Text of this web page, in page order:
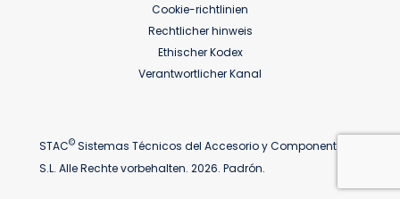
Cookie-richtlinien
Rechtlicher hinweis
Ethischer Kodex
Verantwortlicher Kanal
STAC© Sistemas Técnicos del Accesorio y Componentes
S.L. Alle Rechte vorbehalten. 2026. Padrón.